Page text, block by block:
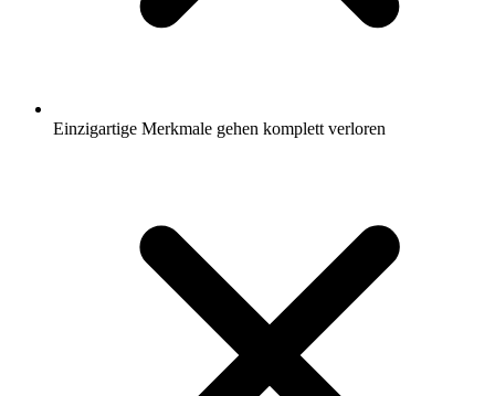
Einzigartige Merkmale gehen komplett verloren